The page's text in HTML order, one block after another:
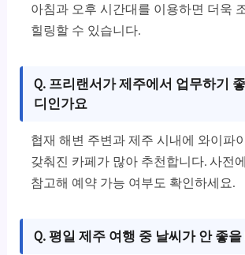
아침과 오후 시간대를 이용하면 더욱
힐링할 수 있습니다.
Q. 프리랜서가 제주에서 업무하기
디인가요
협재 해변 주변과 제주 시내에 와이파
갖춰진 카페가 많아 추천합니다. 사전
참고해 예약 가능 여부도 확인하세요.
Q. 평일 제주 여행 중 날씨가 안 좋